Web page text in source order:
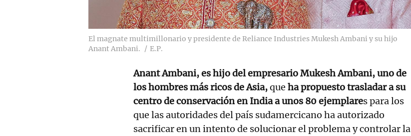
El magnate multimillonario y presidente de Reliance Industries Mukesh Ambani y su hijo
Anant Ambani.
E.P.
Anant Ambani, es hijo del empresario Mukesh Ambani, uno de
los hombres más ricos de Asia,que ha propuesto trasladar a su
centro de conservación en India a unos 80 ejemplares para los
que las autoridades del país sudamercicano ha autorizado
sacrificar en un intento de solucionar el problema y controlar la